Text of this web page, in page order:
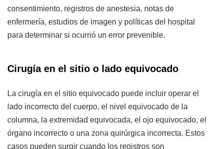
consentimiento, registros de anestesia, notas de
enfermería, estudios de imagen y políticas del hospital
para determinar si ocurrió un error prevenible.
Cirugía en el sitio o lado equivocado
La cirugía en el sitio equivocado puede incluir operar el
lado incorrecto del cuerpo, el nivel equivocado de la
columna, la extremidad equivocada, el ojo equivocado, el
órgano incorrecto o una zona quirúrgica incorrecta. Estos
casos pueden surgir cuando los registros son